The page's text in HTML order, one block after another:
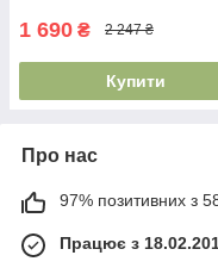
1 690 ₴ 2 247 ₴
Купити
Про нас
97% позитивних з
Працює з